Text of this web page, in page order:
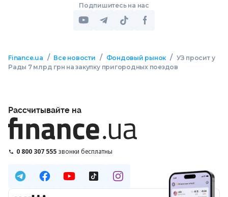
Подпишитесь на нас
Finance.ua / Все новости / Фондовый рынок / УЗ просит у
Рады 7 млрд грн на закупку пригородных поездов
Рассчитывайте на
0 800 307 555 звонки бесплатны